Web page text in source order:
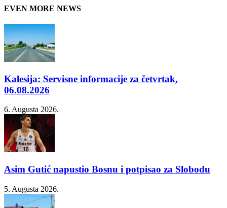
EVEN MORE NEWS
Kalesija: Servisne informacije za četvrtak,
06.08.2026
6. Augusta 2026.
Asim Gutić napustio Bosnu i potpisao za Slobodu
5. Augusta 2026.